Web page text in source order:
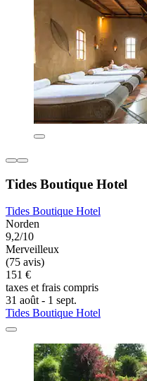
Tides Boutique Hotel
Tides Boutique Hotel
Norden
9,2/10
Merveilleux
(75 avis)
151 €
taxes et frais compris
31 août - 1 sept.
Tides Boutique Hotel